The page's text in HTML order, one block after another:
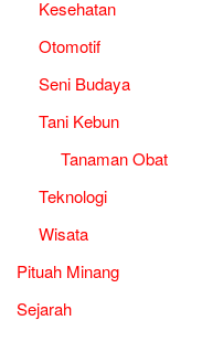
Kesehatan
Otomotif
Seni Budaya
Tani Kebun
Tanaman Obat
Teknologi
Wisata
Pituah Minang
Sejarah